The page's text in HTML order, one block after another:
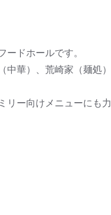
ドホールです。
華）、荒崎家（麺処
ー向けメニューにも